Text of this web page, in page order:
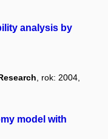
analysis by
, rok: 2004,
model with